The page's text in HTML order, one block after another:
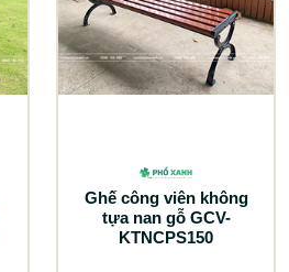
Ghế công viên không
tựa nan gỗ GCV-
KTNCPS150